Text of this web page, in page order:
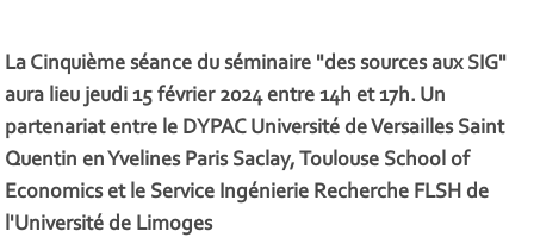
La Cinquième séance du séminaire "des sources aux SIG"
aura lieu jeudi 15 février 2024 entre 14h et 17h. Un
partenariat entre le DYPAC Université de Versailles Saint
Quentin en Yvelines Paris Saclay, Toulouse School of
Economics et le Service Ingénierie Recherche FLSH de
l'Université de Limoges